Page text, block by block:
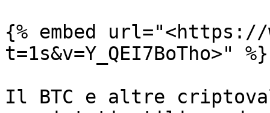
{% embed url="<https://
t=1s&v=Y_QEI7BoTho>" %}
Il BTC e altre